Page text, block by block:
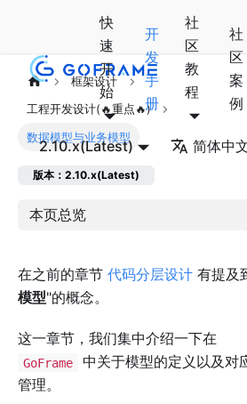
快
速
开
始
开
发
手
册
社
区
教
程
社
区
案
例
2.10.x(Latest) 简体中
框架设计
工程开发设计(🔥重点🔥)
数据模型与业务模型
版本：2.10.x(Latest)
本页总览
在之前的章节 代码分层设计 有提及
模型"的概念。
这一章节，我们集中介绍一下在
GoFrame
中关于模型的定义以及对
管理。